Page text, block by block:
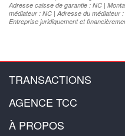
Adresse caisse de garantie : NC |
médiateur : NC | Adresse du médiateur
Entreprise juridiquement et
TRANSACTIONS
AGENCE TCC
À PROPOS